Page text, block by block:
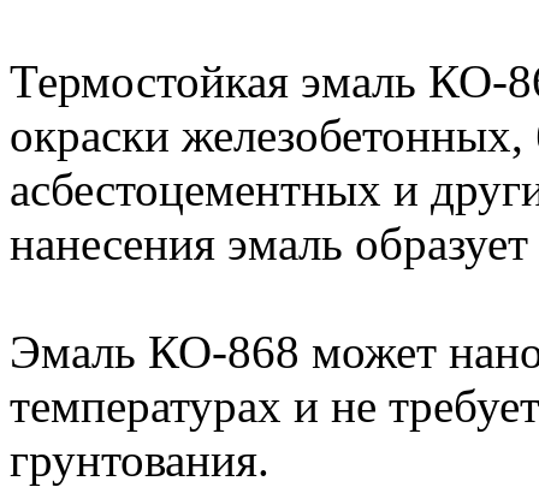
Термостойкая эмаль КО-
окраски
асбестоцементных и
нанесения эмаль
Эмаль КО-868 может
температурах и не
грунтования.